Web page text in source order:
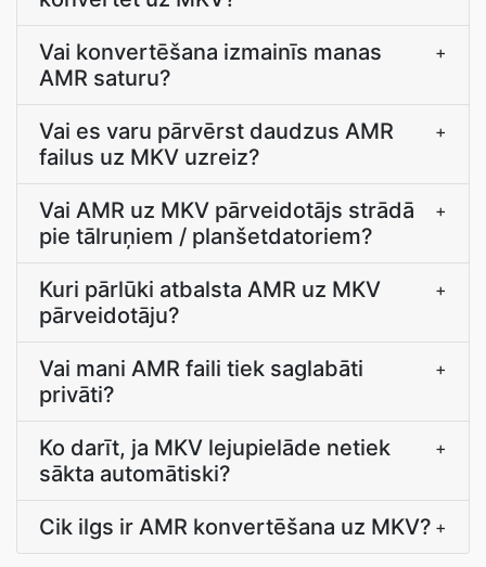
Vai konvertēšana izmainīs manas
AMR saturu?
+
Vai es varu pārvērst daudzus AMR
failus uz MKV uzreiz?
+
Vai AMR uz MKV pārveidotājs strādā
pie tālruņiem / planšetdatoriem?
+
Kuri pārlūki atbalsta AMR uz MKV
pārveidotāju?
+
Vai mani AMR faili tiek saglabāti
privāti?
+
Ko darīt, ja MKV lejupielāde netiek
sākta automātiski?
+
Cik ilgs ir AMR konvertēšana uz MKV? +